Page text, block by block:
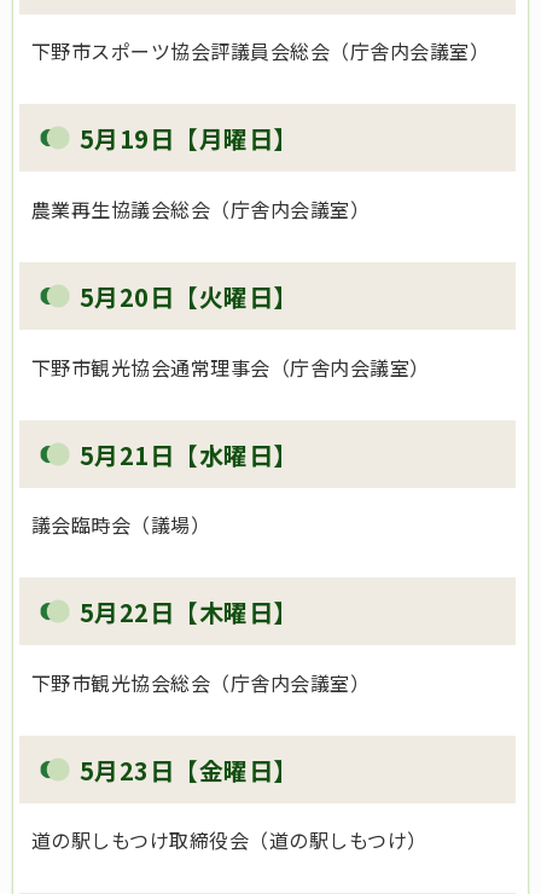
下野市スポーツ協会評議員会総会（庁舎内会議室）
5月19日【月曜日】
農業再生協議会総会（庁舎内会議室）
5月20日【火曜日】
下野市観光協会通常理事会（庁舎内会議室）
5月21日【水曜日】
議会臨時会（議場）
5月22日【木曜日】
下野市観光協会総会（庁舎内会議室）
5月23日【金曜日】
道の駅しもつけ取締役会（道の駅しもつけ）